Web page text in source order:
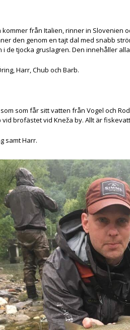
från Italien, rinner in Slovenien
den genom en tajt dal med snabb
i de tjocka gruslagren. Den innehåller
Harr, Chub och Barb.
som får sitt vatten från Vogel och
vid brofästet vid Kneža by. Allt är
samt Harr.